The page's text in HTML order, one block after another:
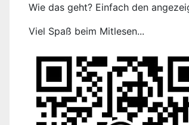
Wie das geht? Einfach den
Viel Spaß beim Mitlesen...